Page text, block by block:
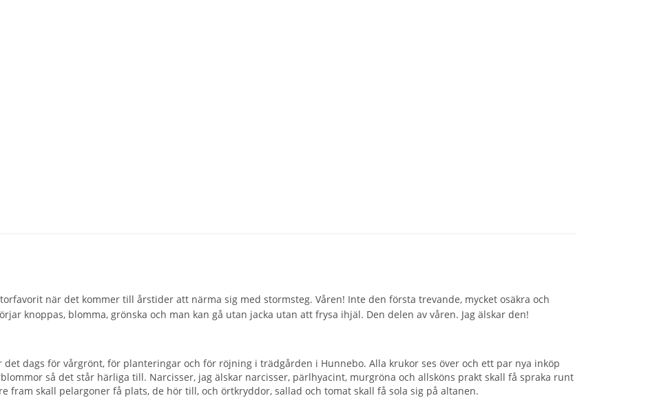
när det kommer till årstider att närma sig med stormsteg. Våren! Inte den första trevande, mycket osäkra och
knoppas, blomma, grönska och man kan gå utan jacka utan att frysa ihjäl. Den delen av våren. Jag älskar den!
dags för vårgrönt, för planteringar och för röjning i trädgården i Hunnebo. Alla krukor ses över och ett par nya inköp
så det står härliga till. Narcisser, jag älskar narcisser, pärlhyacint, murgröna och allsköns prakt skall få spraka runt
fram skall pelargoner få plats, de hör till, och örtkryddor, sallad och tomat skall få sola sig på altanen.